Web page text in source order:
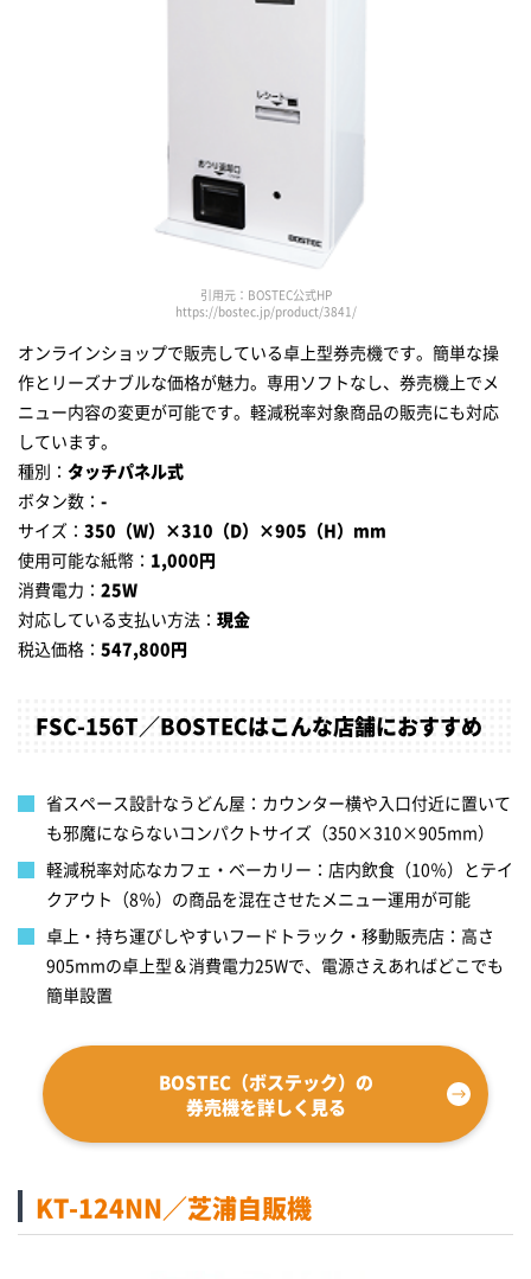
引用元：BOSTEC公式HP
https://bostec.jp/product/3841/
オンラインショップで販売している卓上型券売機です。簡単な操
作とリーズナブルな価格が魅力。専用ソフトなし、券売機上でメ
ニュー内容の変更が可能です。軽減税率対象商品の販売にも対応
しています。
種別： タッチパネル式
ボタン数： -
サイズ： 350（W）×310（D）×905（H）mm
使用可能な紙幣： 1,000円
消費電力： 25W
対応している支払い方法： 現金
税込価格： 547,800円
FSC-156T／BOSTECはこんな店舗におすすめ
省スペース設計なうどん屋：カウンター横や入口付近に置いて
も邪魔にならないコンパクトサイズ（350×310×905mm）
軽減税率対応なカフェ・ベーカリー：店内飲食（10％）とテイ
クアウト（8％）の商品を混在させたメニュー運用が可能
卓上・持ち運びしやすいフードトラック・移動販売店：高さ
905mmの卓上型＆消費電力25Wで、電源さえあればどこでも
簡単設置
BOSTEC（ボステック）の
券売機を詳しく見る
KT-124NN／芝浦自販機